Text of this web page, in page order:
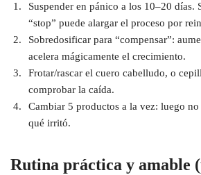
Suspender en pánico a los 10–20 días.
“stop” puede alargar el proceso por
Sobredosificar para “compensar”:
acelera mágicamente el crecimiento.
Frotar/rascar el cuero cabelludo, o
comprobar la caída.
Cambiar 5 productos a la vez: luego no
qué irritó.
Rutina práctica y amable